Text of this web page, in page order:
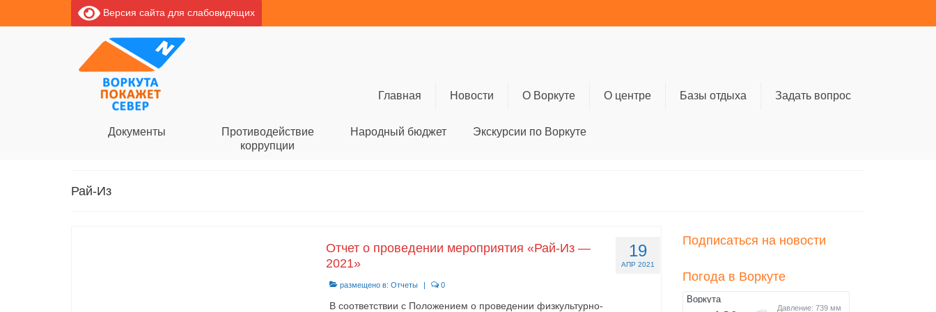
Версия сайта для слабовидящих
Главная Новости О Воркуте О центре Базы отдыха Задать вопрос
Документы
Противодействие
коррупции
Народный бюджет Экскурсии по Воркуте
Рай-Из
19
АПР 2021
Отчет о проведении мероприятия «Рай-Из —
2021»
размещено в: Отчеты | 0
В соответствии с Положением о проведении физкультурно-
Подписаться на новости
Погода в Воркуте